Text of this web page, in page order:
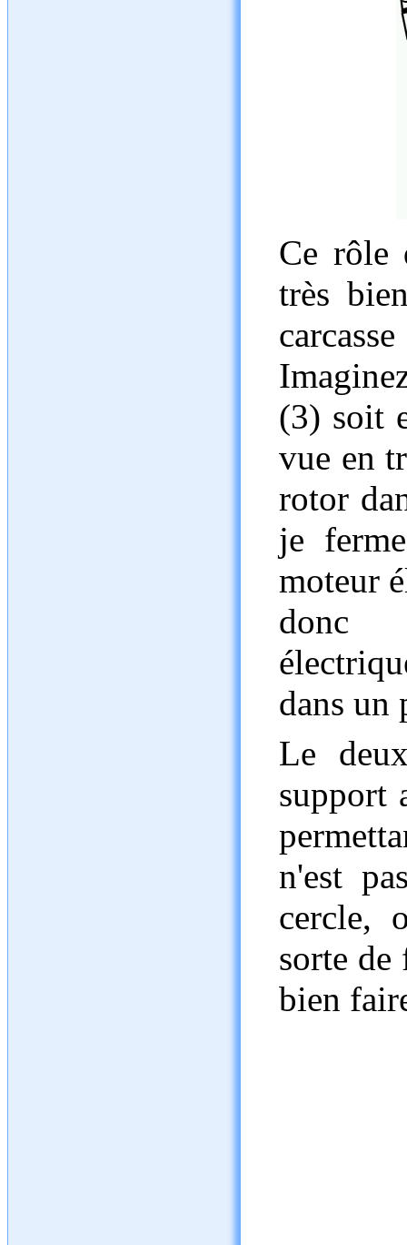
Ce rôle
très
(3) soit
vue en
rotor
je
moteur
donc
dans un
Le
support
n'est
cercle,
sorte de
bien